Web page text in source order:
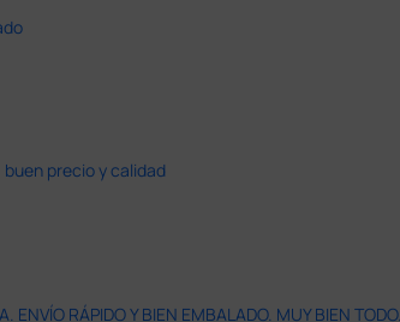
precio y calidad
ENVÍO RÁPIDO Y BIEN EMBALADO. MUY BIEN TODO.